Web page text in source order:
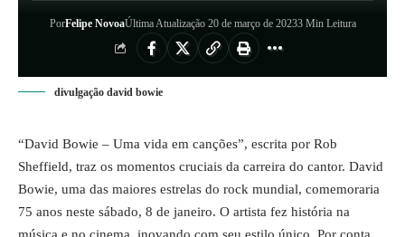
PorFelipe NovoaÚltima Atualização 20 de março de 20233 Min Leitura
divulgação david bowie
“David Bowie – Uma vida em canções”, escrita por Rob
Sheffield, traz os momentos cruciais da carreira do cantor. David
Bowie, uma das maiores estrelas do rock mundial, comemoraria
75 anos neste sábado, 8 de janeiro. O artista fez história na